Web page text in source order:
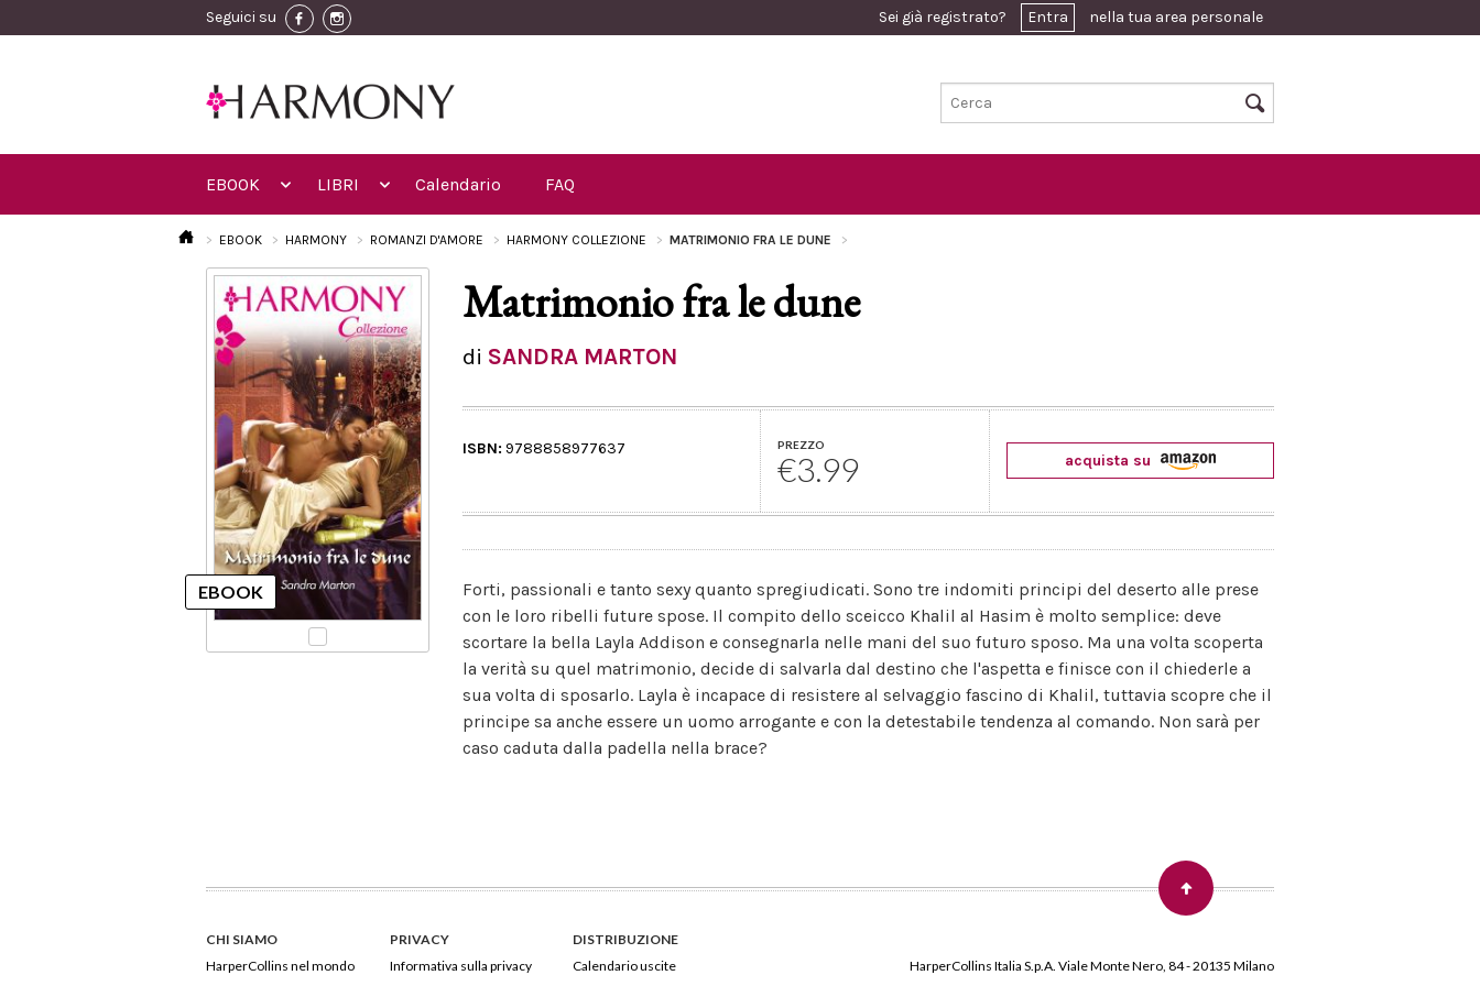
Seguici su Sei già registrato? Entra nella tua area personale
EBOOK LIBRI Calendario FAQ
EBOOK HARMONY ROMANZI D'AMORE HARMONY COLLEZIONE MATRIMONIO FRA LE DUNE
Matrimonio fra le dune
di SANDRA MARTON
ISBN: 9788858977637 PREZZO
€3.99 acquista su
Forti, passionali e tanto sexy quanto spregiudicati. Sono tre indomiti principi del deserto alle prese
con le loro ribelli future spose. Il compito dello sceicco Khalil al Hasim è molto semplice: deve
scortare la bella Layla Addison e consegnarla nelle mani del suo futuro sposo. Ma una volta scoperta
la verità su quel matrimonio, decide di salvarla dal destino che l'aspetta e finisce con il chiederle a
sua volta di sposarlo. Layla è incapace di resistere al selvaggio fascino di Khalil, tuttavia scopre che il
principe sa anche essere un uomo arrogante e con la detestabile tendenza al comando. Non sarà per
caso caduta dalla padella nella brace?
CHI SIAMO
HarperCollins nel mondo
PRIVACY
Informativa sulla privacy
DISTRIBUZIONE
Calendario uscite
HarperCollins Italia S.p.A. Viale Monte Nero, 84 - 20135 Milano